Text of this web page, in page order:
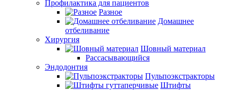
Профилактика для пациентов
Разное
Домашнее
отбеливание
Хирургия
Шовный материал
Рассасывающийся
Эндодонтия
Пульпоэкстракторы
Штифты